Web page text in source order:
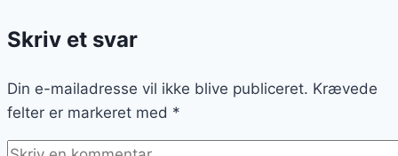
Skriv et svar
Din e-mailadresse vil ikke blive publiceret. Krævede
felter er markeret med *